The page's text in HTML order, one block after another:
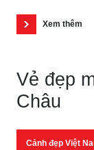
Xem thêm
Vẻ đẹp
Châu
Cảnh đẹp Việt